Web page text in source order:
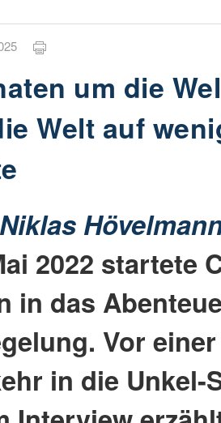
um die
Welt auf
Niklas
2022 startete
in das
Vor
in die Unkel-